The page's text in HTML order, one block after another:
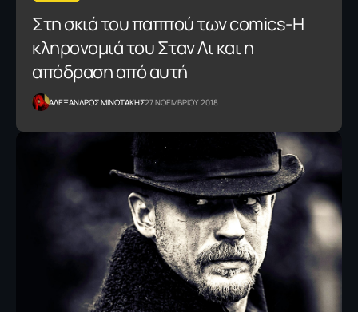
Στη σκιά του παππού των comics-H
κληρονομιά του Σταν Λι και η
απόδραση από αυτή
ΑΛΕΞΑΝΔΡΟΣ ΜΙΝΩΤΑΚΗΣ27 ΝΟΕΜΒΡΙΟΥ 2018